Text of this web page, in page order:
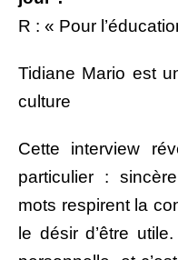
R : « Pour
Tidiane Mario est
culture
Cette interview
particulier :
mots respirent la
le désir d’être